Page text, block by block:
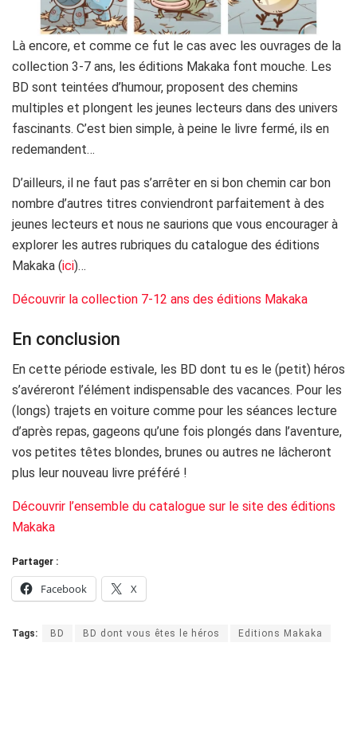
Là encore, et comme ce fut le cas avec les ouvrages de la
collection 3-7 ans, les éditions Makaka font mouche. Les
BD sont teintées d’humour, proposent des chemins
multiples et plongent les jeunes lecteurs dans des univers
fascinants. C’est bien simple, à peine le livre fermé, ils en
redemandent…
D’ailleurs, il ne faut pas s’arrêter en si bon chemin car bon
nombre d’autres titres conviendront parfaitement à des
jeunes lecteurs et nous ne saurions que vous encourager à
explorer les autres rubriques du catalogue des éditions
Makaka (ici)…
Découvrir la collection 7-12 ans des éditions Makaka
En conclusion
En cette période estivale, les BD dont tu es le (petit) héros
s’avéreront l’élément indispensable des vacances. Pour les
(longs) trajets en voiture comme pour les séances lecture
d’après repas, gageons qu’une fois plongés dans l’aventure,
vos petites têtes blondes, brunes ou autres ne lâcheront
plus leur nouveau livre préféré !
Découvrir l’ensemble du catalogue sur le site des éditions
Makaka
Partager :
Facebook X
Tags: BD BD dont vous êtes le héros Editions Makaka